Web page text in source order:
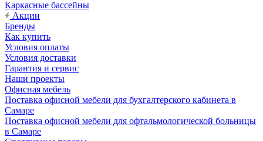
Каркасные бассейны
Акции
Бренды
Как купить
Условия оплаты
Условия доставки
Гарантия и сервис
Наши проекты
Офисная мебель
Поставка офисной мебели для бухгалтерского кабинета в
Самаре
Поставка офисной мебели для офтальмологической больницы
в Самаре